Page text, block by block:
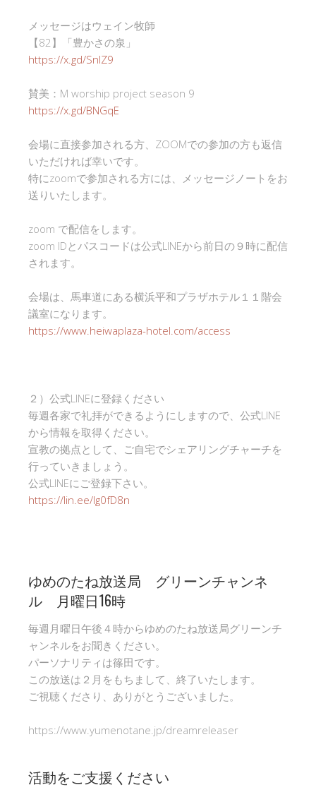
メッセージはウェイン牧師
【82】「豊かさの泉」
https://x.gd/SnlZ9
賛美：M worship project season 9
https://x.gd/BNGqE
会場に直接参加される方、ZOOMでの参加の方も返信
いただければ幸いです。
特にzoomで参加される方には、メッセージノートをお
送りいたします。
zoom で配信をします。
zoom IDとパスコードは公式LINEから前日の９時に配信
されます。
会場は、馬車道にある横浜平和プラザホテル１１階会
議室になります。
https://www.heiwaplaza-hotel.com/access
２）公式LINEに登録ください
毎週各家で礼拝ができるようにしますので、公式LINE
から情報を取得ください。
宣教の拠点として、ご自宅でシェアリングチャーチを
行っていきましょう。
公式LINEにご登録下さい。
https://lin.ee/Ig0fD8n
ゆめのたね放送局 グリーンチャンネ
ル 月曜日16時
毎週月曜日午後４時からゆめのたね放送局グリーンチ
ャンネルをお聞きください。
パーソナリティは篠田です。
この放送は２月をもちまして、終了いたします。
ご視聴くださり、ありがとうございました。
https://www.yumenotane.jp/dreamreleaser
活動をご支援ください